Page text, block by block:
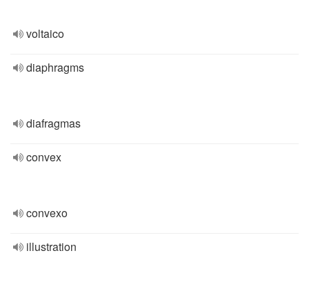
voltaico
diaphragms
diafragmas
convex
convexo
illustration